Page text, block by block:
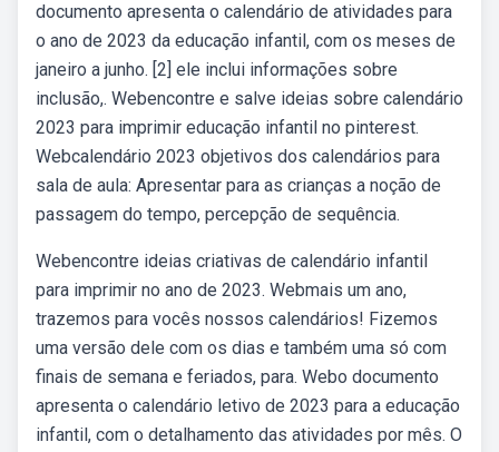
documento apresenta o calendário de atividades para
o ano de 2023 da educação infantil, com os meses de
janeiro a junho. [2] ele inclui informações sobre
inclusão,. Webencontre e salve ideias sobre calendário
2023 para imprimir educação infantil no pinterest.
Webcalendário 2023 objetivos dos calendários para
sala de aula: Apresentar para as crianças a noção de
passagem do tempo, percepção de sequência.
Webencontre ideias criativas de calendário infantil
para imprimir no ano de 2023. Webmais um ano,
trazemos para vocês nossos calendários! Fizemos
uma versão dele com os dias e também uma só com
finais de semana e feriados, para. Webo documento
apresenta o calendário letivo de 2023 para a educação
infantil, com o detalhamento das atividades por mês. O